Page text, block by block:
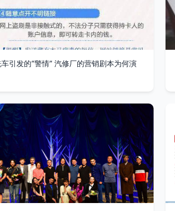
引发的“警情” 汽修厂的营销剧本为何演